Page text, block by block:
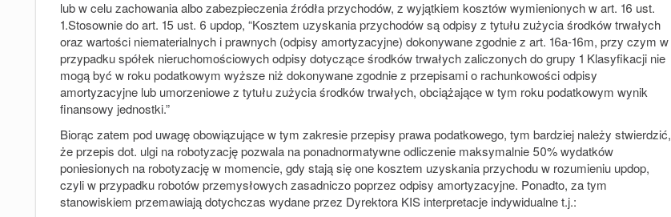
lub w celu zachowania albo zabezpieczenia źródła przychodów, z wyjątkiem kosztów wymienionych w art. 16 ust.
1.Stosownie do art. 15 ust. 6 updop, “Kosztem uzyskania przychodów są odpisy z tytułu zużycia środków trwałych
oraz wartości niematerialnych i prawnych (odpisy amortyzacyjne) dokonywane zgodnie z art. 16a-16m, przy czym w
przypadku spółek nieruchomościowych odpisy dotyczące środków trwałych zaliczonych do grupy 1 Klasyfikacji nie
mogą być w roku podatkowym wyższe niż dokonywane zgodnie z przepisami o rachunkowości odpisy
amortyzacyjne lub umorzeniowe z tytułu zużycia środków trwałych, obciążające w tym roku podatkowym wynik
finansowy jednostki.”
Biorąc zatem pod uwagę obowiązujące w tym zakresie przepisy prawa podatkowego, tym bardziej należy stwierdzić,
że przepis dot. ulgi na robotyzację pozwala na ponadnormatywne odliczenie maksymalnie 50% wydatków
poniesionych na robotyzację w momencie, gdy stają się one kosztem uzyskania przychodu w rozumieniu updop,
czyli w przypadku robotów przemysłowych zasadniczo poprzez odpisy amortyzacyjne. Ponadto, za tym
stanowiskiem przemawiają dotychczas wydane przez Dyrektora KIS interpretacje indywidualne t.j.: